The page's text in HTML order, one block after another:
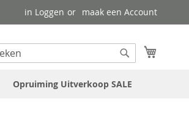
in Loggen maak een Account
Opruiming Uitverkoop SALE